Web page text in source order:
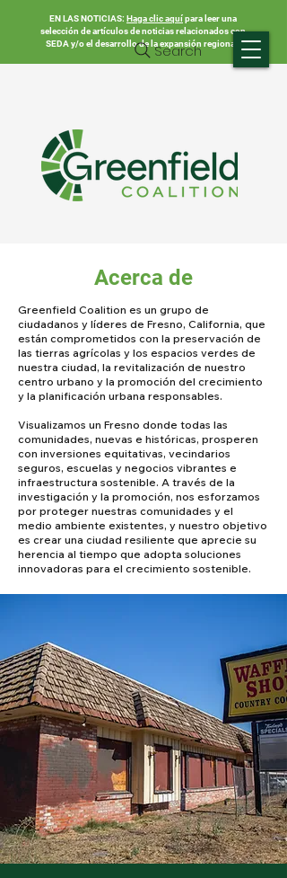
EN LAS NOTICIAS: Haga clic aquípara leer una
selección de artículos de noticias relacionados con
SEDA y/o el desarrollo de la expansión regional.
Search
Acerca de
Greenfield Coalition es un grupo de
ciudadanos y líderes de Fresno, California, que
están comprometidos con la preservación de
las tierras agrícolas y los espacios verdes de
nuestra ciudad, la revitalización de nuestro
centro urbano y la promoción del crecimiento
y la planificación urbana responsables.
Visualizamos un Fresno donde todas las
comunidades, nuevas e históricas, prosperen
con inversiones equitativas, vecindarios
seguros, escuelas y negocios vibrantes e
infraestructura sostenible. A través de la
investigación y la promoción, nos esforzamos
por proteger nuestras comunidades y el
medio ambiente existentes, y nuestro objetivo
es crear una ciudad resiliente que aprecie su
herencia al tiempo que adopta soluciones
innovadoras para el crecimiento sostenible.